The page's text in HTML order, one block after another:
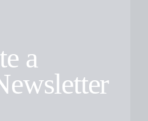
a